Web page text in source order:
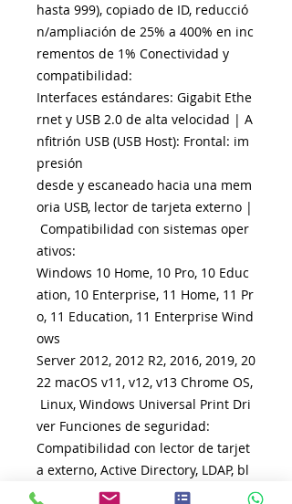
hasta 999), copiado de ID, reducció
n/ampliación de 25% a 400% en inc
rementos de 1% Conectividad y
compatibilidad:
Interfaces estándares: Gigabit Ethe
rnet y USB 2.0 de alta velocidad | A
nfitrión USB (USB Host): Frontal: im
presión
desde y escaneado hacia una mem
oria USB, lector de tarjeta externo |
Compatibilidad con sistemas oper
ativos:
Windows 10 Home, 10 Pro, 10 Educ
ation, 10 Enterprise, 11 Home, 11 Pr
o, 11 Education, 11 Enterprise Wind
ows
Server 2012, 2012 R2, 2016, 2019, 20
22 macOS v11, v12, v13 Chrome OS,
Linux, Windows Universal Print Dri
ver Funciones de seguridad:
Compatibilidad con lector de tarjet
a externo, Active Directory, LDAP, bl
oqueo seguro de funciones, Enterp